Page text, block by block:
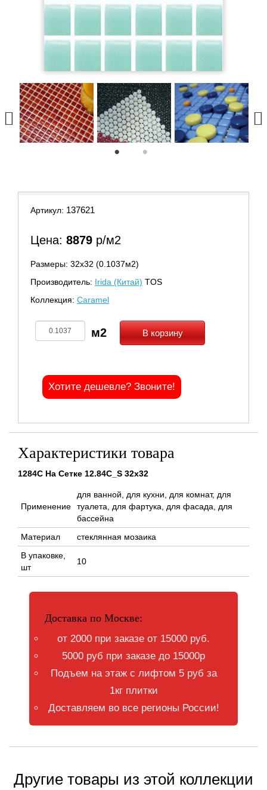
Артикул: 137621
Цена: 8879 р/м2
Размеры: 32х32 (0.1037м2)
Производитель: Irida (Китай) TOS
Коллекция: Caramel
В корзину
Хотите дешевле? Звоните!
Характеристики товара
1284C На Сетке 12.84C_S 32x32
Применение
для ванной, для кухни, для комнат, для
туалета, для фартука, для фасада, для
бассейна
Материал
стеклянная мозаика
В упаковке,
шт
10
Доставка по Москве:
от 2000 при заказе от 15000 руб.
5000 руб при заказе до 15000р
Подъем на этаж с лифтом 5 руб за
1кг плитки
Доставляем во все регионы России!
Другие товары из этой коллекции